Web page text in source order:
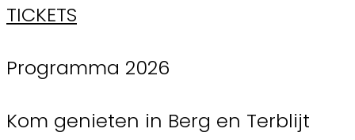
TICKETS
Programma 2026
Kom genieten in Berg en Terblijt